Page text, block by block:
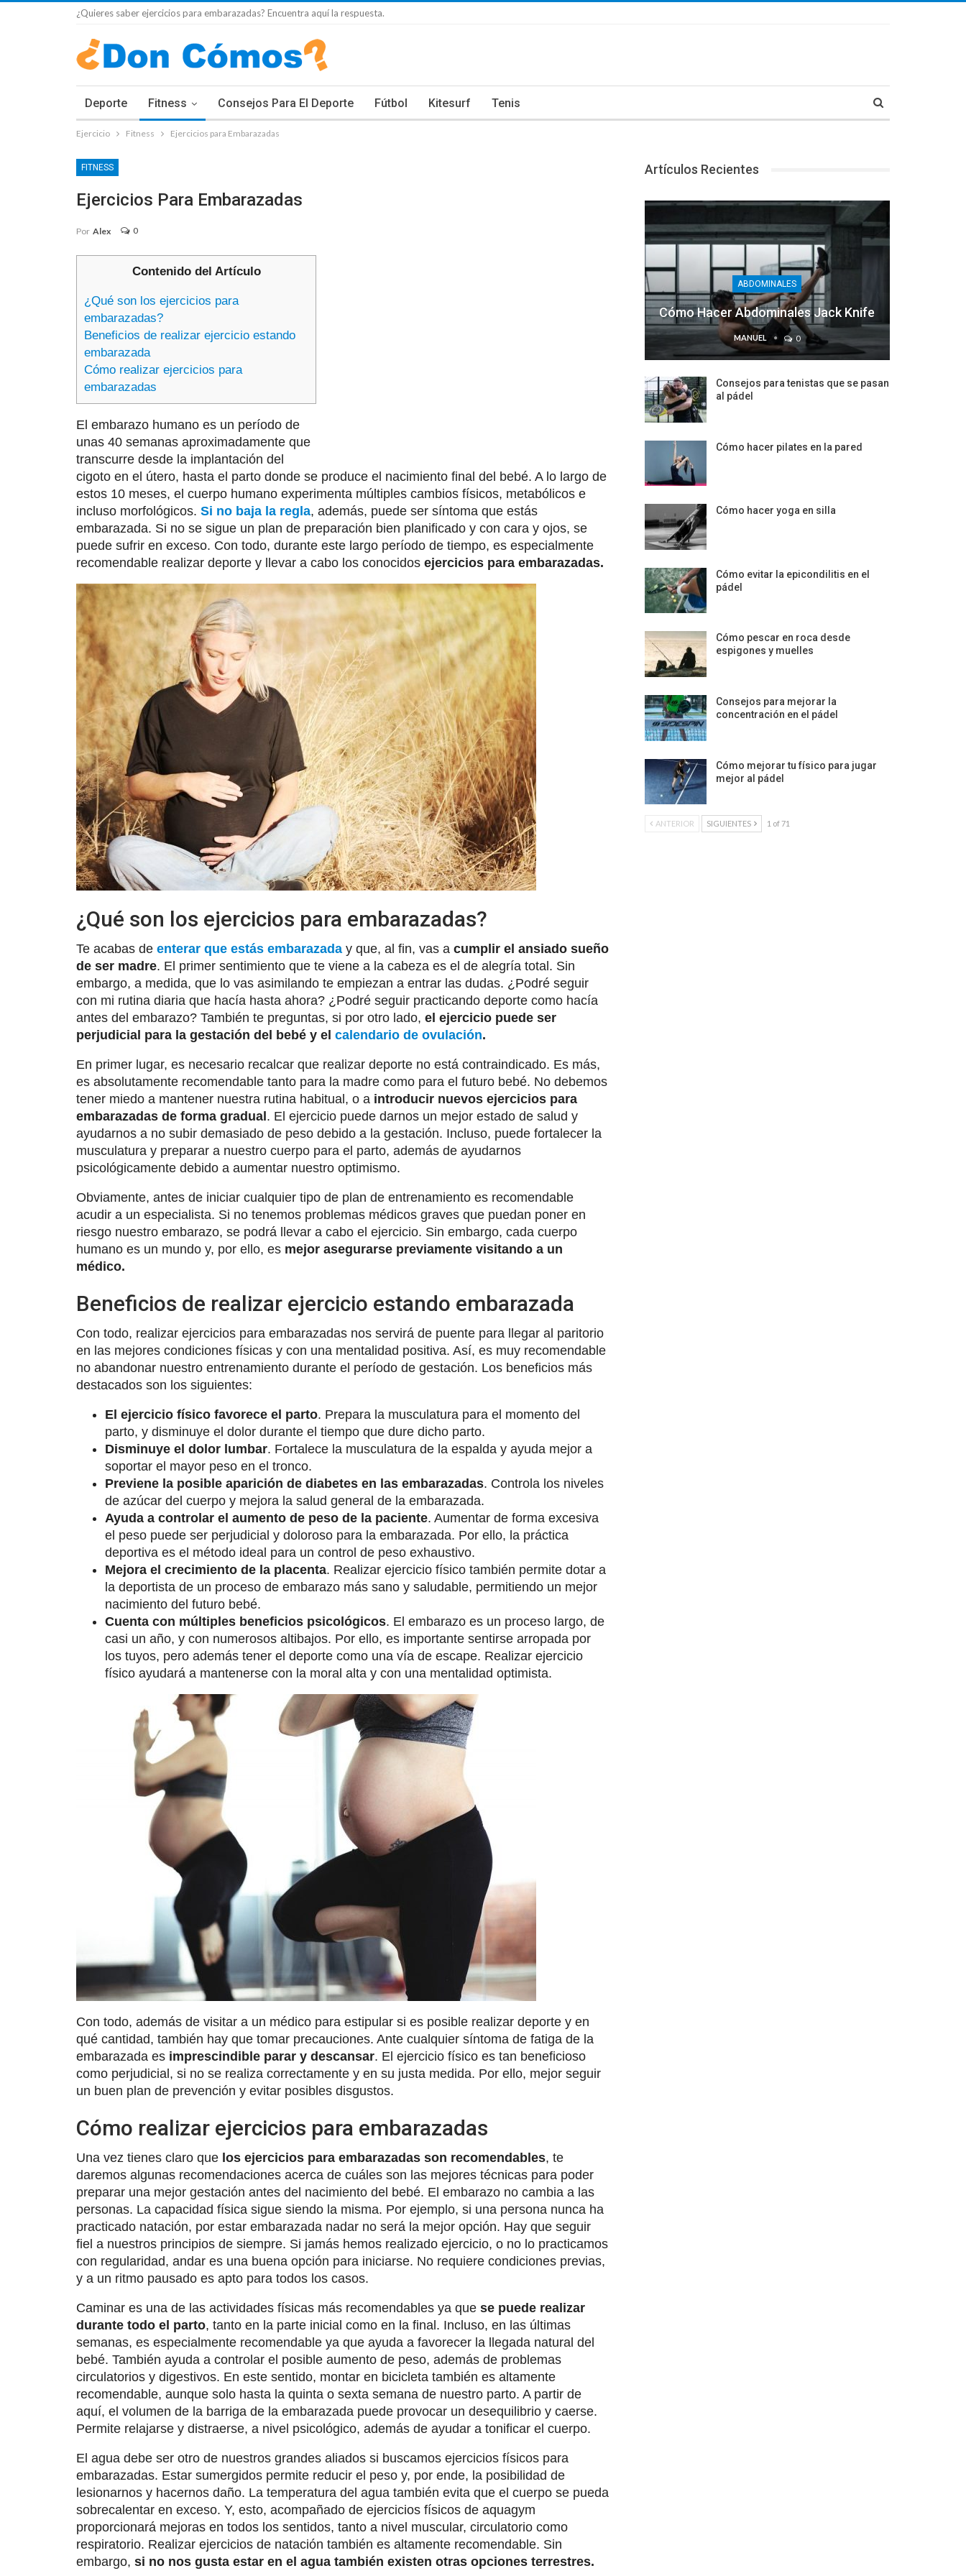
¿Quieres saber ejercicios para embarazadas? Encuentra aquí la respuesta.
Deporte Fitness Consejos Para El Deporte Fútbol Kitesurf Tenis
Ejercicio Fitness Ejercicios para Embarazadas
FITNESS
Ejercicios Para Embarazadas
Por Alex 0
Contenido del Artículo
¿Qué son los ejercicios para
embarazadas?
Beneficios de realizar ejercicio estando
embarazada
Cómo realizar ejercicios para
embarazadas
El embarazo humano es un período de
unas 40 semanas aproximadamente que
transcurre desde la implantación del
cigoto en el útero, hasta el parto donde se produce el nacimiento final del bebé. A lo largo de
estos 10 meses, el cuerpo humano experimenta múltiples cambios físicos, metabólicos e
incluso morfológicos. Si no baja la regla, además, puede ser síntoma que estás
embarazada. Si no se sigue un plan de preparación bien planificado y con cara y ojos, se
puede sufrir en exceso. Con todo, durante este largo período de tiempo, es especialmente
recomendable realizar deporte y llevar a cabo los conocidos ejercicios para embarazadas.
¿Qué son los ejercicios para embarazadas?
Te acabas de enterar que estás embarazada y que, al fin, vas a cumplir el ansiado sueño
de ser madre. El primer sentimiento que te viene a la cabeza es el de alegría total. Sin
embargo, a medida, que lo vas asimilando te empiezan a entrar las dudas. ¿Podré seguir
con mi rutina diaria que hacía hasta ahora? ¿Podré seguir practicando deporte como hacía
antes del embarazo? También te preguntas, si por otro lado, el ejercicio puede ser
perjudicial para la gestación del bebé y el calendario de ovulación.
En primer lugar, es necesario recalcar que realizar deporte no está contraindicado. Es más,
es absolutamente recomendable tanto para la madre como para el futuro bebé. No debemos
tener miedo a mantener nuestra rutina habitual, o a introducir nuevos ejercicios para
embarazadas de forma gradual . El ejercicio puede darnos un mejor estado de salud y
ayudarnos a no subir demasiado de peso debido a la gestación. Incluso, puede fortalecer la
musculatura y preparar a nuestro cuerpo para el parto, además de ayudarnos
psicológicamente debido a aumentar nuestro optimismo.
Obviamente, antes de iniciar cualquier tipo de plan de entrenamiento es recomendable
acudir a un especialista. Si no tenemos problemas médicos graves que puedan poner en
riesgo nuestro embarazo, se podrá llevar a cabo el ejercicio. Sin embargo, cada cuerpo
humano es un mundo y, por ello, es mejor asegurarse previamente visitando a un
médico.
Beneficios de realizar ejercicio estando embarazada
Con todo, realizar ejercicios para embarazadas nos servirá de puente para llegar al paritorio
en las mejores condiciones físicas y con una mentalidad positiva. Así, es muy recomendable
no abandonar nuestro entrenamiento durante el período de gestación. Los beneficios más
destacados son los siguientes:
El ejercicio físico favorece el parto. Prepara la musculatura para el momento del
parto, y disminuye el dolor durante el tiempo que dure dicho parto.
Disminuye el dolor lumbar. Fortalece la musculatura de la espalda y ayuda mejor a
soportar el mayor peso en el tronco.
Previene la posible aparición de diabetes en las embarazadas. Controla los niveles
de azúcar del cuerpo y mejora la salud general de la embarazada.
Ayuda a controlar el aumento de peso de la paciente. Aumentar de forma excesiva
el peso puede ser perjudicial y doloroso para la embarazada. Por ello, la práctica
deportiva es el método ideal para un control de peso exhaustivo.
Mejora el crecimiento de la placenta. Realizar ejercicio físico también permite dotar a
la deportista de un proceso de embarazo más sano y saludable, permitiendo un mejor
nacimiento del futuro bebé.
Cuenta con múltiples beneficios psicológicos. El embarazo es un proceso largo, de
casi un año, y con numerosos altibajos. Por ello, es importante sentirse arropada por
los tuyos, pero además tener el deporte como una vía de escape. Realizar ejercicio
físico ayudará a mantenerse con la moral alta y con una mentalidad optimista.
Con todo, además de visitar a un médico para estipular si es posible realizar deporte y en
qué cantidad, también hay que tomar precauciones. Ante cualquier síntoma de fatiga de la
embarazada es imprescindible parar y descansar. El ejercicio físico es tan beneficioso
como perjudicial, si no se realiza correctamente y en su justa medida. Por ello, mejor seguir
un buen plan de prevención y evitar posibles disgustos.
Cómo realizar ejercicios para embarazadas
Una vez tienes claro que los ejercicios para embarazadas son recomendables, te
daremos algunas recomendaciones acerca de cuáles son las mejores técnicas para poder
preparar una mejor gestación antes del nacimiento del bebé. El embarazo no cambia a las
personas. La capacidad física sigue siendo la misma. Por ejemplo, si una persona nunca ha
practicado natación, por estar embarazada nadar no será la mejor opción. Hay que seguir
fiel a nuestros principios de siempre. Si jamás hemos realizado ejercicio, o no lo practicamos
con regularidad, andar es una buena opción para iniciarse. No requiere condiciones previas,
y a un ritmo pausado es apto para todos los casos.
Caminar es una de las actividades físicas más recomendables ya que se puede realizar
durante todo el parto, tanto en la parte inicial como en la final. Incluso, en las últimas
semanas, es especialmente recomendable ya que ayuda a favorecer la llegada natural del
bebé. También ayuda a controlar el posible aumento de peso, además de problemas
circulatorios y digestivos. En este sentido, montar en bicicleta también es altamente
recomendable, aunque solo hasta la quinta o sexta semana de nuestro parto. A partir de
aquí, el volumen de la barriga de la embarazada puede provocar un desequilibrio y caerse.
Permite relajarse y distraerse, a nivel psicológico, además de ayudar a tonificar el cuerpo.
El agua debe ser otro de nuestros grandes aliados si buscamos ejercicios físicos para
embarazadas. Estar sumergidos permite reducir el peso y, por ende, la posibilidad de
lesionarnos y hacernos daño. La temperatura del agua también evita que el cuerpo se pueda
sobrecalentar en exceso. Y, esto, acompañado de ejercicios físicos de aquagym
proporcionará mejoras en todos los sentidos, tanto a nivel muscular, circulatorio como
respiratorio. Realizar ejercicios de natación también es altamente recomendable. Sin
embargo, si no nos gusta estar en el agua también existen otras opciones terrestres.
Artículos Recientes
ABDOMINALES
Cómo Hacer Abdominales Jack Knife
MANUEL 0
Consejos para tenistas que se pasan
al pádel
Cómo hacer pilates en la pared
Cómo hacer yoga en silla
Cómo evitar la epicondilitis en el
pádel
Cómo pescar en roca desde
espigones y muelles
Consejos para mejorar la
concentración en el pádel
Cómo mejorar tu físico para jugar
mejor al pádel
ANTERIOR SIGUIENTES 1 of 71